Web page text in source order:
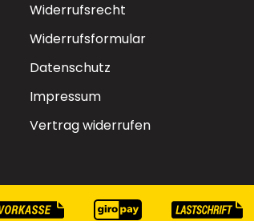
Widerrufsrecht
Widerrufsformular
Datenschutz
Impressum
Vertrag widerrufen